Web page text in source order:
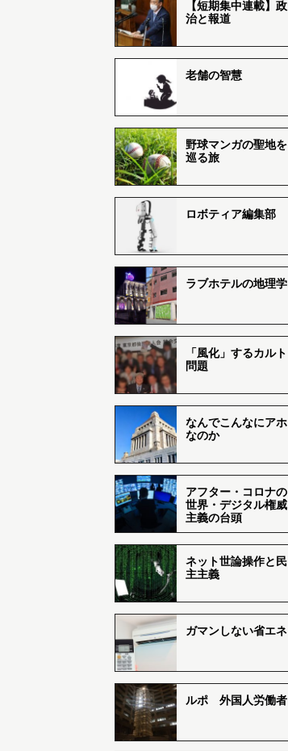
【短期集中連載】政
治と報道
老舗の智慧
野球マンガの聖地を
巡る旅
ロボティア編集部
ラブホテルの地理学
「風化」するカルト
問題
なんでこんなにアホ
なのか
アフター・コロナの
世界・デジタル権威
主義の台頭
ネット世論操作と民
主主義
ガマンしない省エネ
ルポ 外国人労働者